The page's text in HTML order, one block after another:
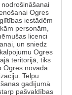
Ogres
iestādēm
personām,
licenci
un sniedz
Ogres
teritorijā, tiks
Ogres novada
Telpu
gadījumā
pašvaldības